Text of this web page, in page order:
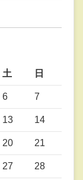
土 日
6 7
13 14
20 21
27 28